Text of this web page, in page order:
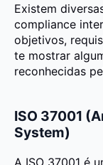
Existem
compliance
objetivos,
te mostrar
reconhecidas
ISO 37001
System)